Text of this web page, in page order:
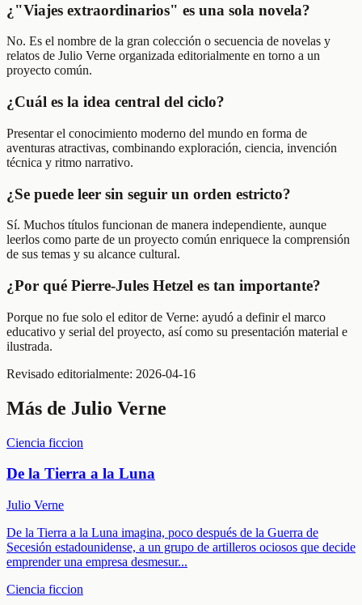
¿"Viajes extraordinarios" es una sola novela?
No. Es el nombre de la gran colección o secuencia de novelas y
relatos de Julio Verne organizada editorialmente en torno a un
proyecto común.
¿Cuál es la idea central del ciclo?
Presentar el conocimiento moderno del mundo en forma de
aventuras atractivas, combinando exploración, ciencia, invención
técnica y ritmo narrativo.
¿Se puede leer sin seguir un orden estricto?
Sí. Muchos títulos funcionan de manera independiente, aunque
leerlos como parte de un proyecto común enriquece la comprensión
de sus temas y su alcance cultural.
¿Por qué Pierre-Jules Hetzel es tan importante?
Porque no fue solo el editor de Verne: ayudó a definir el marco
educativo y serial del proyecto, así como su presentación material e
ilustrada.
Revisado editorialmente: 2026-04-16
Más de Julio Verne
Ciencia ficcion
De la Tierra a la Luna
Julio Verne
De la Tierra a la Luna imagina, poco después de la Guerra de
Secesión estadounidense, a un grupo de artilleros ociosos que decide
emprender una empresa desmesur...
Ciencia ficcion